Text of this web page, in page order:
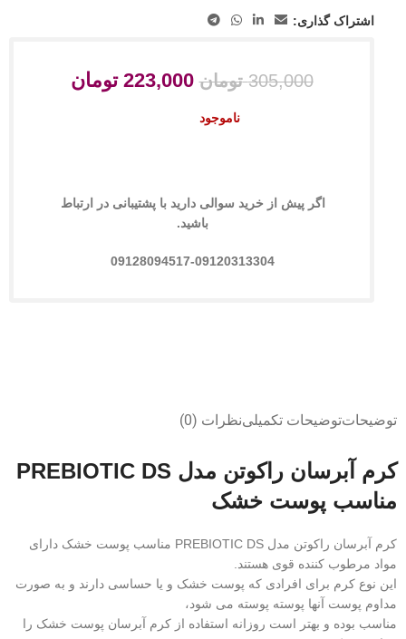
اشتراک گذاری:
305,000 تومان 223,000 تومان
ناموجود
اگر پیش از خرید سوالی دارید با پشتیبانی در ارتباط
باشید.
09128094517-09120313304
توضیحاتتوضیحات تکمیلینظرات (0)
کرم آبرسان راکوتن مدل PREBIOTIC DS
مناسب پوست خشک
کرم آبرسان راکوتن مدل PREBIOTIC DS مناسب پوست خشک دارای
مواد مرطوب کننده قوی هستند.
این نوع کرم برای افرادی که پوست خشک و یا حساسی دارند و به صورت
مداوم پوست آنها پوسته پوسته می شود،
مناسب بوده و بهتر است روزانه استفاده از کرم آبرسان پوست خشک را